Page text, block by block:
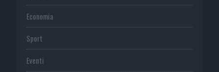
Economia
Sport
Eventi